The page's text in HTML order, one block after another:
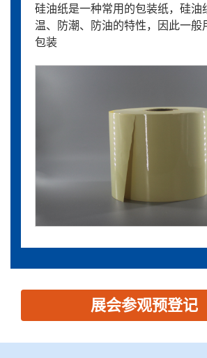
硅油纸是一种常用的包装纸，硅油
温、防潮、防油的特性，因此一般
包装
展会参观预登记